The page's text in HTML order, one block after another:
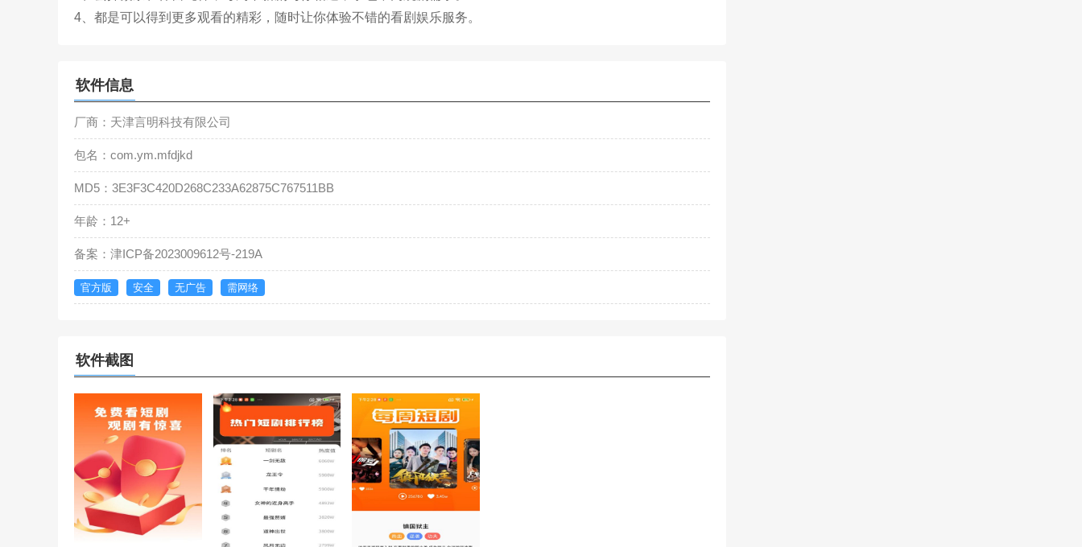
4、都是可以得到更多观看的精彩，随时让你体验不错的看剧娱乐服务。
软件信息
厂商：天津言明科技有限公司
包名：com.ym.mfdjkd
MD5：3E3F3C420D268C233A62875C767511BB
年龄：12+
备案：津ICP备2023009612号-219A
官方版 安全 无广告 需网络
软件截图